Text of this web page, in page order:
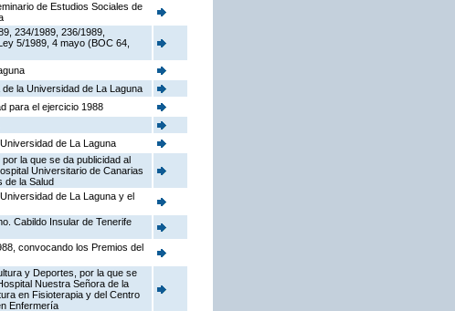
de Estudios Sociales de
234/1989, 236/1989,
5/1989, 4 mayo (BOC 64,
la Universidad de La Laguna
para el ejercicio 1988
de La Laguna
la que se da publicidad al
Universitario de Canarias
de la Salud
de La Laguna y el
Cabildo Insular de Tenerife
convocando los Premios del
y Deportes, por la que se
Nuestra Señora de la
en Fisioterapia y del Centro
Enfermería